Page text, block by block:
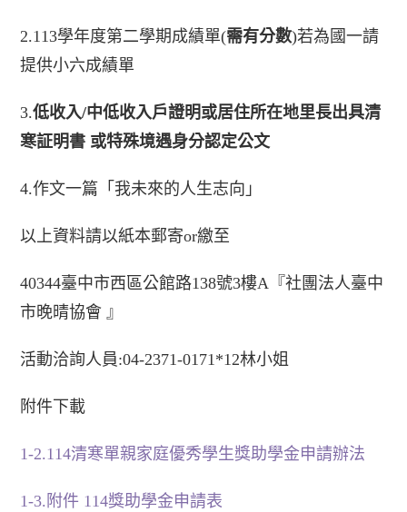
2.113學年度第二學期成績單(需有分數)若為國一請
提供小六成績單
3.低收入/中低收入戶證明或居住所在地里長出具清
寒証明書 或特殊境遇身分認定公文
4.作文一篇「我未來的人生志向」
以上資料請以紙本郵寄or繳至
40344臺中市西區公館路138號3樓A『社團法人臺中
市晚晴協會 』
活動洽詢人員:04-2371-0171*12林小姐
附件下載
1-2.114清寒單親家庭優秀學生獎助學金申請辦法
1-3.附件 114獎助學金申請表